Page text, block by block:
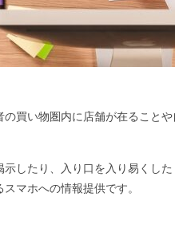
買い物圏内に店舗が在ること
したり、入り口を入り易くし
マホへの情報提供です。